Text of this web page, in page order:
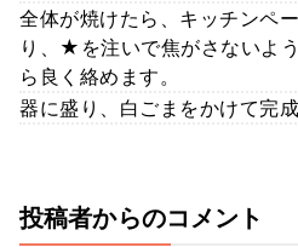
全体が焼けたら、キッチンペ
り、★を注いで焦がさないよ
ら良く絡めます。
器に盛り、白ごまをかけて完成
投稿者からのコメント